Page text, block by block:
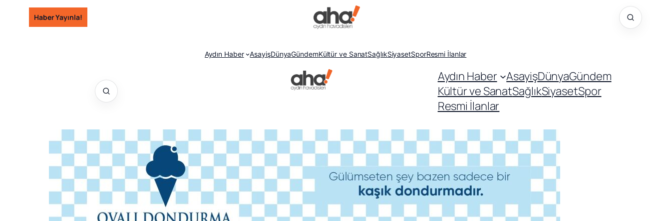
İçeriğeHaber Yayınla!
Aydın Haber AsayişDünyaGündemKültür ve SanatSağlıkSiyasetSporResmi İlanlar
Aydın Haber AsayişDünyaGündem
Kültür ve SanatSağlıkSiyasetSpor
Resmi İlanlar